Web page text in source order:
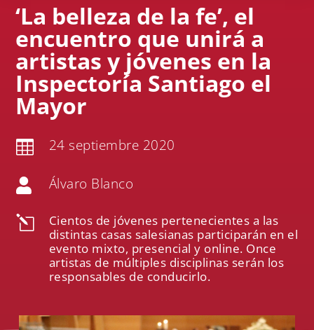
‘La belleza de la fe’, el
encuentro que unirá a
artistas y jóvenes en la
Inspectoría Santiago el
Mayor
 24 septiembre 2020
 Álvaro Blanco
l
Cientos de jóvenes pertenecientes a las
distintas casas salesianas participarán en el
evento mixto, presencial y online. Once
artistas de múltiples disciplinas serán los
responsables de conducirlo.